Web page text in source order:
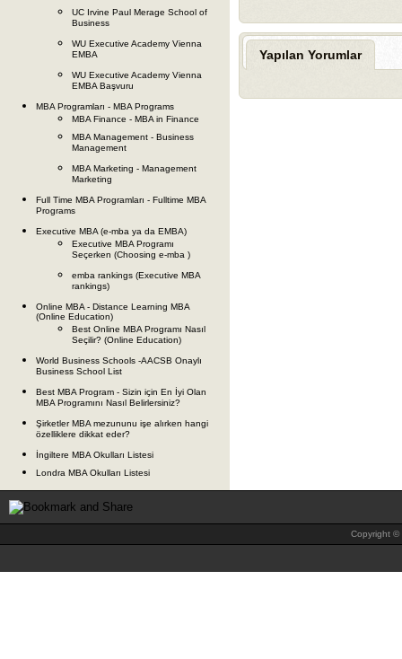
UC Irvine Paul Merage School of
Business
WU Executive Academy Vienna
EMBA
WU Executive Academy Vienna
EMBA Başvuru
MBA Programları - MBA Programs
MBA Finance - MBA in Finance
MBA Management - Business
Management
MBA Marketing - Management
Marketing
Full Time MBA Programları - Fulltime MBA
Programs
Executive MBA (e-mba ya da EMBA)
Executive MBA Programı
Seçerken (Choosing e-mba )
emba rankings (Executive MBA
rankings)
Online MBA - Distance Learning MBA
(Online Education)
Best Online MBA Programı Nasıl
Seçilir? (Online Education)
World Business Schools -AACSB Onaylı
Business School List
Best MBA Program - Sizin için En İyi Olan
MBA Programını Nasıl Belirlersiniz?
Şirketler MBA mezununu işe alırken hangi
özelliklere dikkat eder?
İngiltere MBA Okulları Listesi
Londra MBA Okulları Listesi
Yapılan Yorumlar
Copyright ©